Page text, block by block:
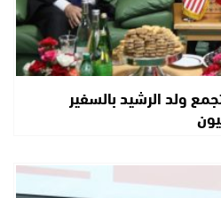
ولد الرشيد بالسفير